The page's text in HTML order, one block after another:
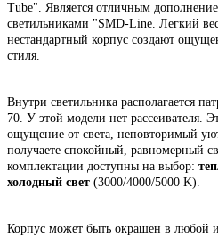
Tube". Является отличным
светильниками "SMD-Line. Легкий
нестандартный корпус создают
стиля.
Внутри светильника располагается
70. У этой модели нет рассеивателя.
ощущение от света, неповторимый
получаете спокойный, равномерный
комплектации доступны на выбор:
холодный свет (3000/4000/5000 K).
Корпус может быть окрашен в любой